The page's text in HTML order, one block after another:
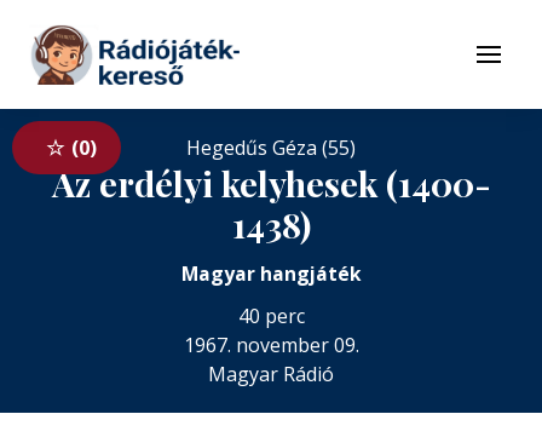
Tovább a tartalomhoz
Menü
0 Hegedűs Géza (55)
Az erdélyi kelyhesek (1400-
1438)
Magyar hangjáték
40 perc
1967. november 09.
Magyar Rádió